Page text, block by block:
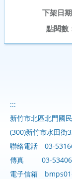
下架日期
點閱數
:::
新竹市北區北門國
(300)新竹市水田街
聯絡電話
03-
傳真
03-
電子信箱